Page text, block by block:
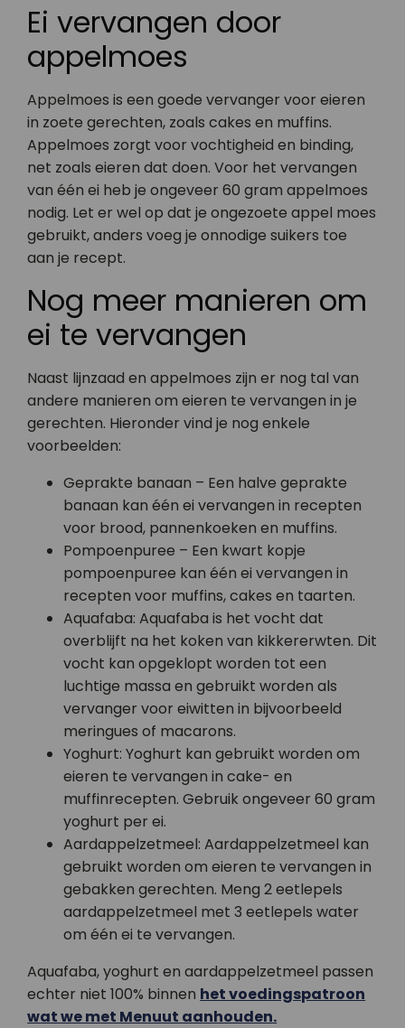
Ei vervangen door
appelmoes
Appelmoes is een goede vervanger voor eieren
in zoete gerechten, zoals cakes en muffins.
Appelmoes zorgt voor vochtigheid en binding,
net zoals eieren dat doen. Voor het vervangen
van één ei heb je ongeveer 60 gram appelmoes
nodig. Let er wel op dat je ongezoete appel moes
gebruikt, anders voeg je onnodige suikers toe
aan je recept.
Nog meer manieren om
ei te vervangen
Naast lijnzaad en appelmoes zijn er nog tal van
andere manieren om eieren te vervangen in je
gerechten. Hieronder vind je nog enkele
voorbeelden:
Geprakte banaan – Een halve geprakte
banaan kan één ei vervangen in recepten
voor brood, pannenkoeken en muffins.
Pompoenpuree – Een kwart kopje
pompoenpuree kan één ei vervangen in
recepten voor muffins, cakes en taarten.
Aquafaba: Aquafaba is het vocht dat
overblijft na het koken van kikkererwten. Dit
vocht kan opgeklopt worden tot een
luchtige massa en gebruikt worden als
vervanger voor eiwitten in bijvoorbeeld
meringues of macarons.
Yoghurt: Yoghurt kan gebruikt worden om
eieren te vervangen in cake- en
muffinrecepten. Gebruik ongeveer 60 gram
yoghurt per ei.
Aardappelzetmeel: Aardappelzetmeel kan
gebruikt worden om eieren te vervangen in
gebakken gerechten. Meng 2 eetlepels
aardappelzetmeel met 3 eetlepels water
om één ei te vervangen.
Aquafaba, yoghurt en aardappelzetmeel passen
echter niet 100% binnen het voedingspatroon
wat we met Menuut aanhouden.